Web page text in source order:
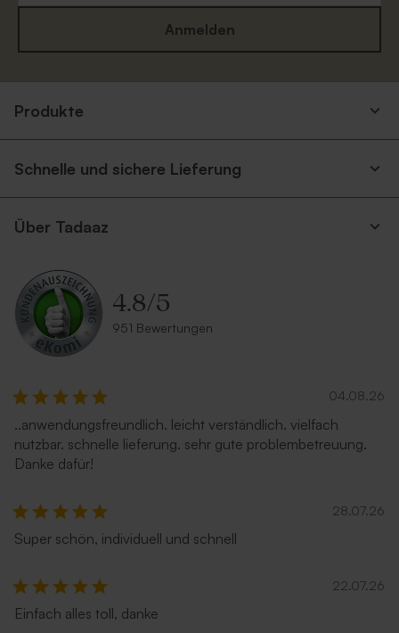
spitzer Klappe
Umschlag 'Gold'
Neu
Umschlag in Sandfarbe
Umschlag mit Spitzklappe
Anmelden
Produkte
Schnelle und sichere Lieferung
Über Tadaaz
4.8/5
951 Bewertungen
04.08.26
..anwendungsfreundlich. leicht verständlich. vielfach
nutzbar. schnelle lieferung. sehr gute problembetreuung.
Danke dafür!
28.07.26
Super schön, individuell und schnell
22.07.26
Einfach alles toll, danke